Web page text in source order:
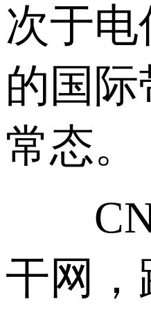
次于
的国
常态。
CN2
干网，